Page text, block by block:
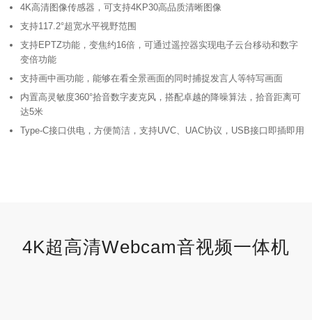
4K高清图像传感器，可支持4KP30高品质清晰图像
支持117.2°超宽水平视野范围
支持EPTZ功能，变焦约16倍，可通过遥控器实现电子云台移动和数字
变倍功能
支持画中画功能，能够在看全景画面的同时捕捉发言人等特写画面
内置高灵敏度360°拾音数字麦克风，搭配卓越的降噪算法，拾音距离可
达5米
Type-C接口供电，方便简洁，支持UVC、UAC协议，USB接口即插即用
4K超高清Webcam音视频一体机